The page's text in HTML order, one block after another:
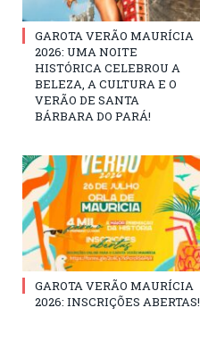
GAROTA VERÃO MAURÍCIA
2026: UMA NOITE
HISTÓRICA CELEBROU A
BELEZA, A CULTURA E O
VERÃO DE SANTA
BÁRBARA DO PARÁ!
GAROTA VERÃO MAURÍCIA
2026: INSCRIÇÕES ABERTAS!